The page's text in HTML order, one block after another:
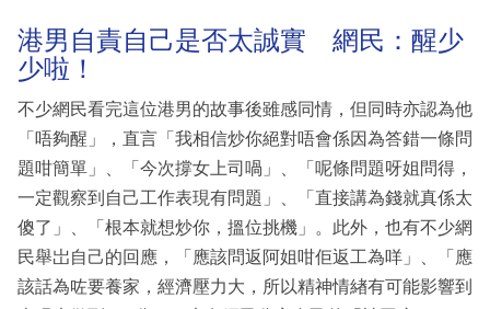
港男自責自己是否太誠實 網民：醒少
少啦！
不少網民看完這位港男的故事後雖感同情，但同時亦認為他
「唔夠醒」，直言「我相信炒你絕對唔會係因為答錯一條問
題咁簡單」、「今次撐女上司喎」、「呢條問題呀姐問得，
一定觀察到自己工作表現有問題」、「直接講為錢就真係太
傻了」、「根本就想炒你，搵位挑機」。此外，也有不少網
民舉岀自己的回應，「應該問返阿姐咁佢返工為咩」、「應
該話為咗要養家，經濟壓力大，所以精神情緖有可能影響到